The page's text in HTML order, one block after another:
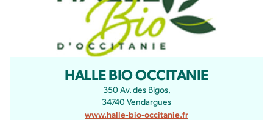
HALLE BIO OCCITANIE
350 Av. des Bigos,
34740 Vendargues
www.halle-bio-occitanie.fr